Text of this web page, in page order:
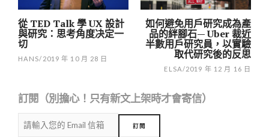
如何避免用戶研究成為產
品的絆腳石— Uber 裁近
半數用戶研究員，以實驗
取代研究後的反思
ELSA/2019 年 12 月 16 日
從 TED Talk 學 UX 設計
與研究：思考角度决定一
切
HANS/ 2019 年 10 月 28 日
訂閱（別擔心！只有新文上架時才會寄信）